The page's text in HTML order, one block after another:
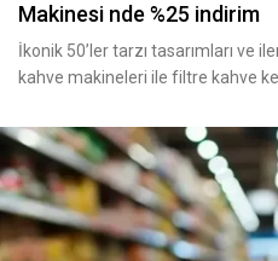
Makinesi nde %25 indirim
İkonik 50’ler tarzı tasarımları ve
kahve makineleri ile filtre kahve